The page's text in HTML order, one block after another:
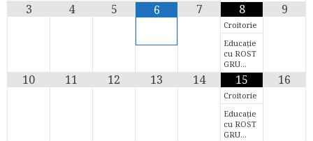
3 4 5 6 7 8
Croitorie
Educație
cu ROST
GRU…
9
10 11 12 13 14 15
Croitorie
Educație
cu ROST
GRU…
16